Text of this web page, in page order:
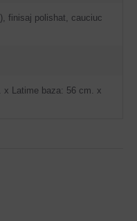
finisaj polishat, cauciuc
x Latime baza: 56 cm. x